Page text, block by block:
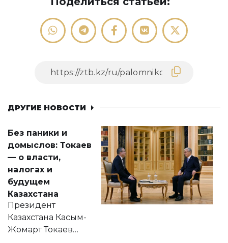
ДРУГИЕ НОВОСТИ
Без паники и
домыслов: Токаев
— о власти,
налогах и
будущем
Казахстана
Президент
Казахстана Касым-
Жомарт Токаев